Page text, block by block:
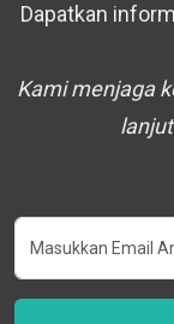
Dapatkan
Kami menjaga